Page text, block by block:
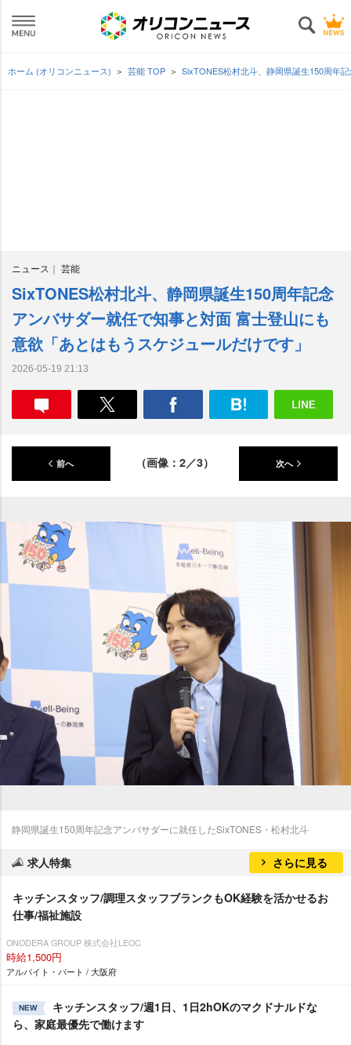
ホーム (オリコンニュース) 芸能 TOP SixTONES松村北斗、静岡県誕生150周年
ニュース 芸能
SixTONES松村北斗、静岡県誕生150周年記念
アンバサダー就任で知事と対面 富士登山にも
意欲「あとはもうスケジュールだけです」
2026-05-19 21:13
前へ （画像：2／3） 次へ
静岡県誕生150周年記念アンバサダーに就任したSixTONES・松村北斗
求人特集 さらに見る
キッチンスタッフ/調理スタッフブランクもOK経験を活かせるお
仕事/福祉施設
ONODERA GROUP 株式会社LEOC
時給1,500円
アルバイト・パート / 大阪府
NEW
キッチンスタッフ/週1日、1日2hOKのマクドナルドな
ら、家庭最優先で働けます